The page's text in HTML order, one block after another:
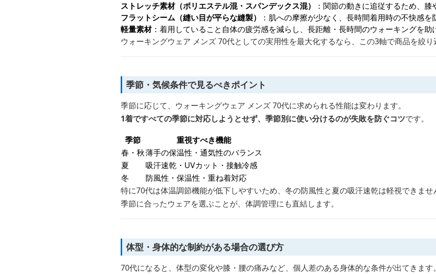
ストレッチ素材（ポリエステル混・スパンデックス混）
：関節の動きに追従するため、
フラットシーム（縫い目が平らな縫製）
：肌への摩擦が少なく、長時間着用時の不快感を
軽量素材：着用していること自体の疲労感を減らし、長距離・長時間のウォーキングを助
ウォーキングウェア メンズ 70代としての実用性を最大化するなら、この3軸で商品を絞り
季節・気候条件で見るべきポイント
季節に応じて、ウォーキングウェア メンズ 70代に求められる性能は変わります。
1着ですべての季節に対応しようとせず、季節別に使い分けるのが失敗を防ぐコツです。
季節
重視すべき機能
春・秋薄手の保温性・通気性のバランス
夏
吸汗速乾・UVカット・接触冷感
冬
防風性・保温性・重ね着対応
特に70代は体温調節機能が低下しやすいため、冬の防風性と夏の吸汗速乾は軽視できませ
季節に合ったウェアを選ぶことが、体調管理にも直結します。
体型・身体的な制約がある場合の選び方
70代になると、体型の変化や膝・腰の痛みなど、個人差のある身体的な条件が出てきます。